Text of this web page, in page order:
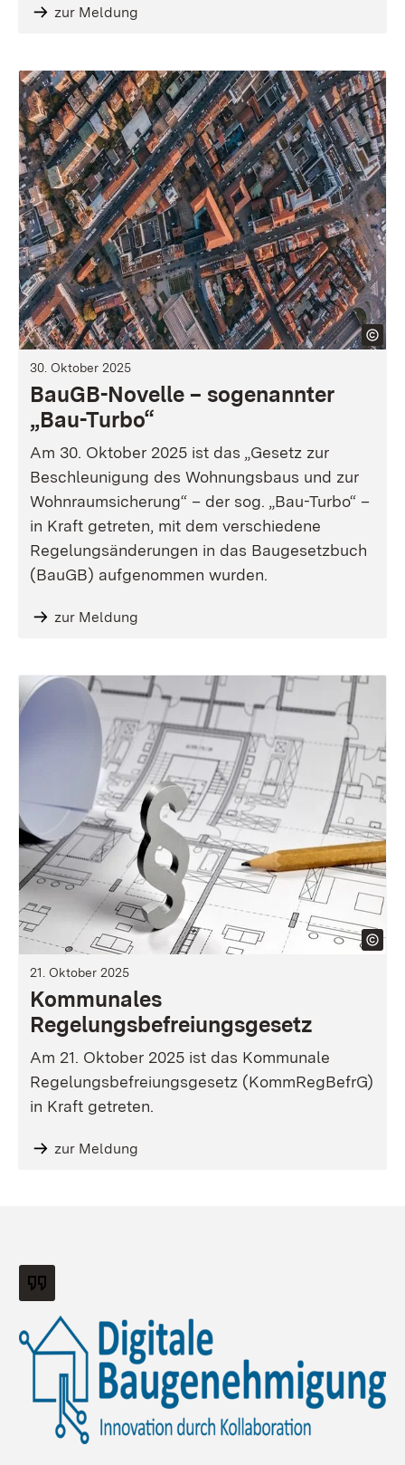
zur Meldung
30. Oktober 2025
BauGB-Novelle – sogenannter
„Bau-Turbo“
Am 30. Oktober 2025 ist das „Gesetz zur
Beschleunigung des Wohnungsbaus und zur
Wohnraumsicherung“ – der sog. „Bau-Turbo“ –
in Kraft getreten, mit dem verschiedene
Regelungsänderungen in das Baugesetzbuch
(BauGB) aufgenommen wurden.
zur Meldung
21. Oktober 2025
Kommunales
Regelungsbefreiungsgesetz
Am 21. Oktober 2025 ist das Kommunale
Regelungsbefreiungsgesetz (KommRegBefrG)
in Kraft getreten.
zur Meldung